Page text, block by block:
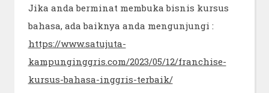
Jika anda berminat membuka bisnis kursus
bahasa, ada baiknya anda mengunjungi :
https://www.satujuta-
kampunginggris.com/2023/05/12/franchise-
kursus-bahasa-inggris-terbaik/